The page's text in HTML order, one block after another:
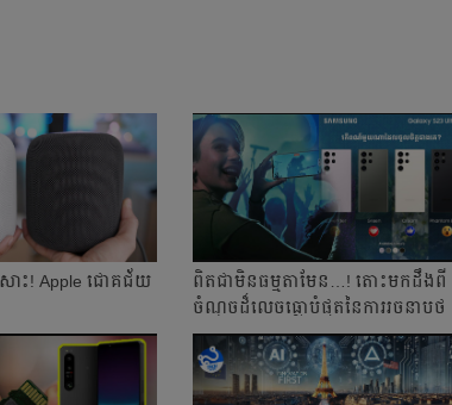
សោះ! Apple ជោគជ័យ​
ពិតជាមិនធម្មតាមែន…! តោះមកដឹងពី
ចំណុចដ៏លេចធ្លោបំផុតនៃការរចនាបថ
ដ៏កំពូលរបស...